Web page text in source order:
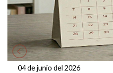
04 de junio del 2026